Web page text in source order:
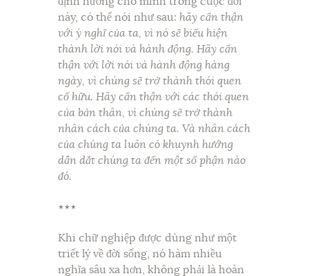
này, có thể nói như sau: hãy cẩn thận
với ý nghĩ của ta, vì nó sẽ biểu hiện
thành lời nói và hành động. Hãy cẩn
thận với lời nói và hành động hàng
ngày, vì chúng sẽ trở thành thói quen
cố hữu. Hãy cẩn thận với các thói quen
của bản thân, vì chúng sẽ trở thành
nhân cách của chúng ta. Và nhân cách
của chúng ta luôn có khuynh hướng
dẫn dắt chúng ta đến một số phận nào
đó.
٭٭٭
Khi chữ nghiệp được dùng như một
triết lý về đời sống, nó hàm nhiều
nghĩa sâu xa hơn, không phải là hoàn